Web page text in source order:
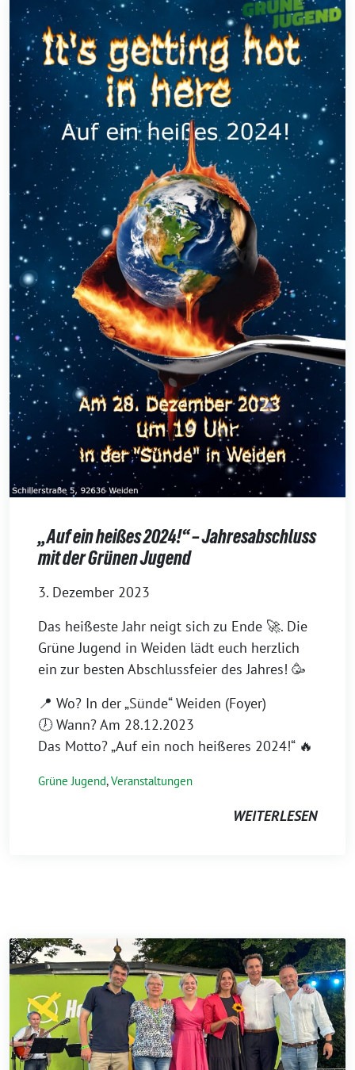
„Auf ein heißes 2024!“ – Jahresabschluss
mit der Grünen Jugend
3. Dezember 2023
Das heißeste Jahr neigt sich zu Ende 🚀. Die
Grüne Jugend in Weiden lädt euch herzlich
ein zur besten Abschlussfeier des Jahres! 🥳
📍 Wo? In der „Sünde“ Weiden (Foyer)
🕖 Wann? Am 28.12.2023
Das Motto? „Auf ein noch heißeres 2024!“ 🔥
Grüne Jugend,Veranstaltungen
WEITERLESEN